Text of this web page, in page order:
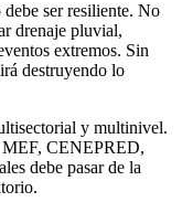
ser resiliente. No
drenaje pluvial,
extremos. Sin
destruyendo lo
y multinivel.
MEF, CENEPRED,
debe pasar de la